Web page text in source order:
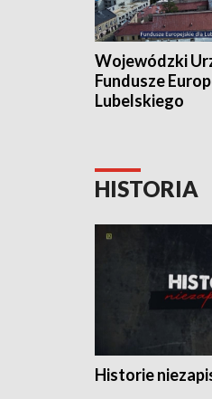
Wojewódzki
Fundusze
Lubelskiego
HISTORIA
Historie